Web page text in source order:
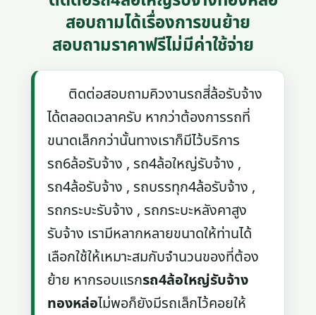
สอบถามได้เรื่องการขนย้าย
สอบถามราคาฟรีไม่มีค่าใช้จ่าย
ติดต่อสอบถามคิวงานรถสี่ล้อรับจ้าง
ได้ตลอดเวลาครับ หากว่าต้องการรถที่
ขนาดเล็กกว่านั้นทางเราก็มีไว้บริการ
รถ6ล้อรับจ้าง , รถ4ล้อใหญ่รับจ้าง ,
รถ4ล้อรับจ้าง , รถบรรทุก4ล้อรับจ้าง ,
รถกระบะรับจ้าง , รถกระบะหลังคาสูง
รับจ้าง เรามีหลากหลายขนาดให้ท่านได้
เลือกใช้ให้เหมาะสมกับจำนวนของที่ต้อง
ย้าย หากรอบแรกรถ4ล้อใหญ่รับจ้าง
ทองหล่อไม่พอก็ยังมีรถเล็กไว้คอยให้